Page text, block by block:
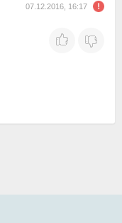
07.12.2016, 16:17